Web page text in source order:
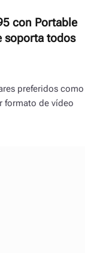
con Portable
soporta todos
preferidos como
formato de vídeo